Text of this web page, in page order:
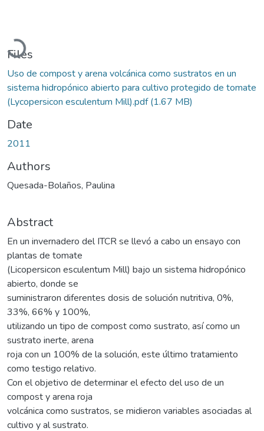
Loading...
Files
Uso de compost y arena volcánica como sustratos en un
sistema hidropónico abierto para cultivo protegido de tomate
(Lycopersicon esculentum Mill).pdf(1.67 MB)
Date
2011
Authors
Quesada-Bolaños, Paulina
Abstract
En un invernadero del ITCR se llevó a cabo un ensayo con
plantas de tomate
(Licopersicon esculentum Mill) bajo un sistema hidropónico
abierto, donde se
suministraron diferentes dosis de solución nutritiva, 0%,
33%, 66% y 100%,
utilizando un tipo de compost como sustrato, así como un
sustrato inerte, arena
roja con un 100% de la solución, este último tratamiento
como testigo relativo.
Con el objetivo de determinar el efecto del uso de un
compost y arena roja
volcánica como sustratos, se midieron variables asociadas al
cultivo y al sustrato.